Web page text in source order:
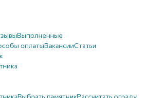
Выполненные
оплатыВакансииСтатьи
Выбрать памятникРассчитать ограду